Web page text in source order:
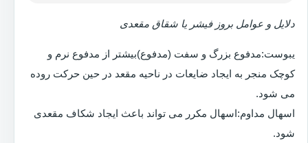
دلایل و عوامل بروز فیشر یا شقاق مقعدی
یبوست:مدفوع بزرگ و سفت (مدفوع)بیشتر از مدفوع نرم و
کوچک منجر به ایجاد ضایعات در ناحیه مقعد در حین حرکت روده
می شود.
اسهال مداوم:اسهال مکرر می تواند باعث ایجاد شکاف مقعدی
شود.